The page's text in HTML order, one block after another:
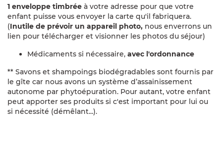
cours de séjour si nécessaire où là encore l’écoute
et la résolution de conflit gagnant-gagnant seront
mises en avant. Enfin, un bilan est prévu en fin de
séjour où chacun pourra s’exprimer sur ce qu’il aura
ou non aimé et appris, sans jugement de l’autre.
Possibilité de venir découvrir le gîte lors des
«portes ouvertes»qui sont programmés deux ou
trois fois dans l'année. Cela permet aux parents et
aux enfants d'être rassurés et de pouvoir plus
facilement se projeter dans le séjour.
1 enveloppe timbrée à votre adresse pour que votre
enfant puisse vous envoyer la carte qu'il fabriquera.
(Inutile de prévoir un appareil photo, nous enverrons un
lien pour télécharger et visionner les photos du séjour)
Médicaments si nécessaire, avec l'ordonnance
** Savons et shampoings biodégradables sont fournis par
le gîte car nous avons un système d’assainissement
autonome par phytoépuration. Pour autant, votre enfant
peut apporter ses produits si c'est important pour lui ou
si nécessité (démêlant...).